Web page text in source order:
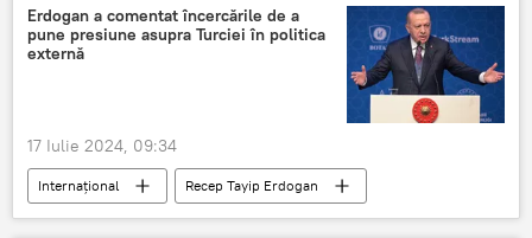
Erdogan a comentat încercările de a
pune presiune asupra Turciei în politica
externă
17 Iulie 2024, 09:34
Internațional
Recep Tayip Erdogan
Turcia
Asia Occident